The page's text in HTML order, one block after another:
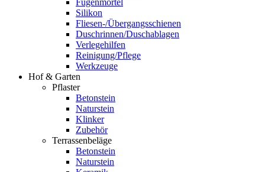
Fugenmörtel
Silikon
Fliesen-/Übergangsschienen
Duschrinnen/Duschablagen
Verlegehilfen
Reinigung/Pflege
Werkzeuge
Hof & Garten
Pflaster
Betonstein
Naturstein
Klinker
Zubehör
Terrassenbeläge
Betonstein
Naturstein